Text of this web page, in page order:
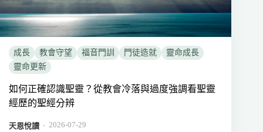
成長 教會守望 福音門訓 門徒造就
靈命成長
靈命更新
如何正確認識聖靈？從教會冷落與過度強調看聖靈
經歷的聖經分辨
天恩悅讀 ． 2026-07-29